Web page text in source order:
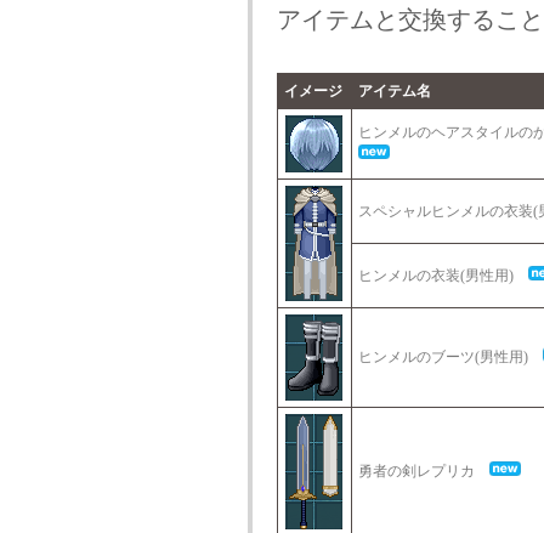
アイテムと交換するこ
イメージ アイテム名
ヒンメルのヘアスタイル
スペシャルヒンメルの衣
ヒンメルの衣装(男性用)
ヒンメルのブーツ(男性用)
勇者の剣レプリカ